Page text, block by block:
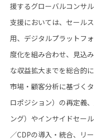
援するグローバルコンサ
支援においては、セール
用、デジタルプラットフ
度化を組み合わせ、見込
な収益拡大までを総合的に
市場・顧客分析に基づく
ロポジション）の再定義
ング）やインサイドセー
／CDPの導入・統合、リ